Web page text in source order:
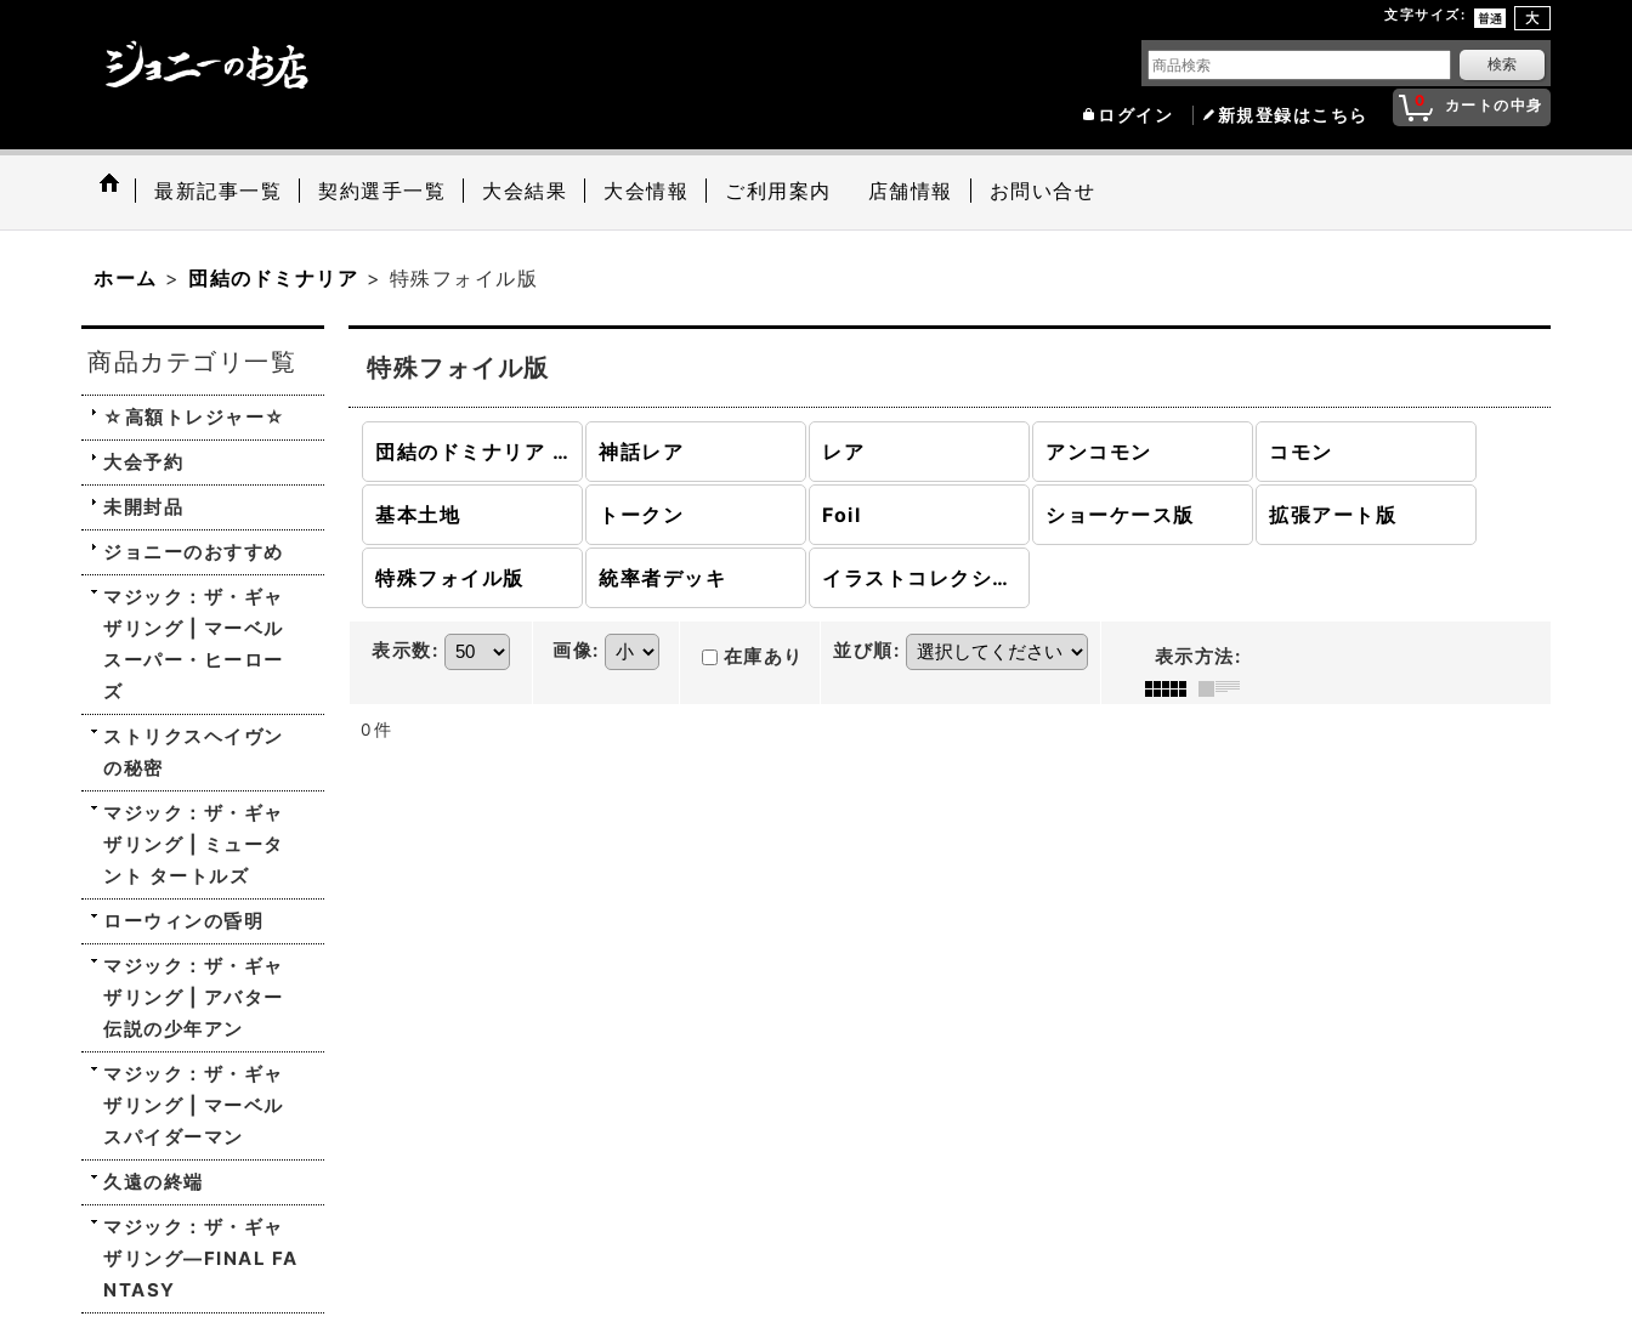
文字サイズ:
0 カートの中身
ログイン 新規登録はこちら
最新記事一覧 契約選手一覧 大会結果 大会情報 ご利用案内 店舗情報 お問い合せ
ホーム > 団結のドミナリア > 特殊フォイル版
商品カテゴリ一覧
☆高額トレジャー☆
大会予約
未開封品
ジョニーのおすすめ
マジック：ザ・ギャ
ザリング | マーベル
スーパー・ヒーロー
ズ
ストリクスヘイヴン
の秘密
マジック：ザ・ギャ
ザリング | ミュータ
ント タートルズ
ローウィンの昏明
マジック：ザ・ギャ
ザリング | アバター
伝説の少年アン
マジック：ザ・ギャ
ザリング | マーベル
スパイダーマン
久遠の終端
マジック：ザ・ギャ
ザリング—FINAL FA
NTASY
特殊フォイル版
団結のドミナリア (全商品) 神話レア レア アンコモン コモン
基本土地 トークン Foil ショーケース版 拡張アート版
特殊フォイル版 統率者デッキ イラストコレクション
表示数: 画像: 在庫あり 並び順: 表示方法:
0件